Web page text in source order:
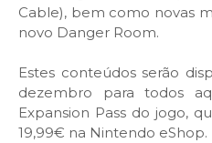
Cable), bem como novas
novo Danger Room.
Estes conteúdos serão
dezembro para todos
Expansion Pass do jogo,
19,99€ na Nintendo eShop.